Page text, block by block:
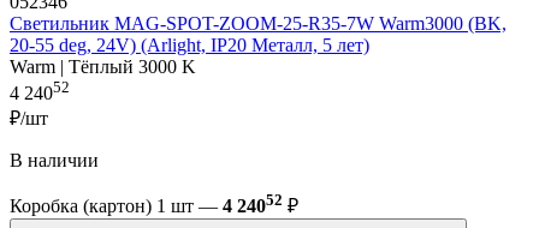
Светильник MAG-SPOT-ZOOM-25-R35-7W Warm3000 (BK,
20-55 deg, 24V) (Arlight, IP20 Металл, 5 лет)
Warm | Тёплый 3000 K
4 24052
₽/шт
В наличии
Коробка (картон) 1 шт — 4 24052 ₽